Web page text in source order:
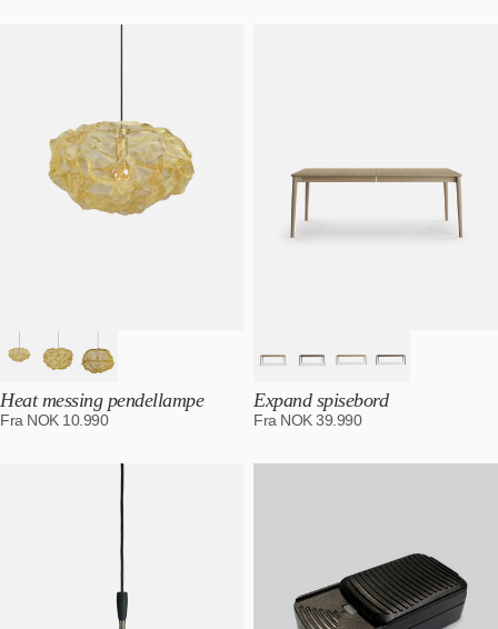
Heat messing pendellampe
Fra NOK 10.990
Expand spisebord
Fra NOK39.990